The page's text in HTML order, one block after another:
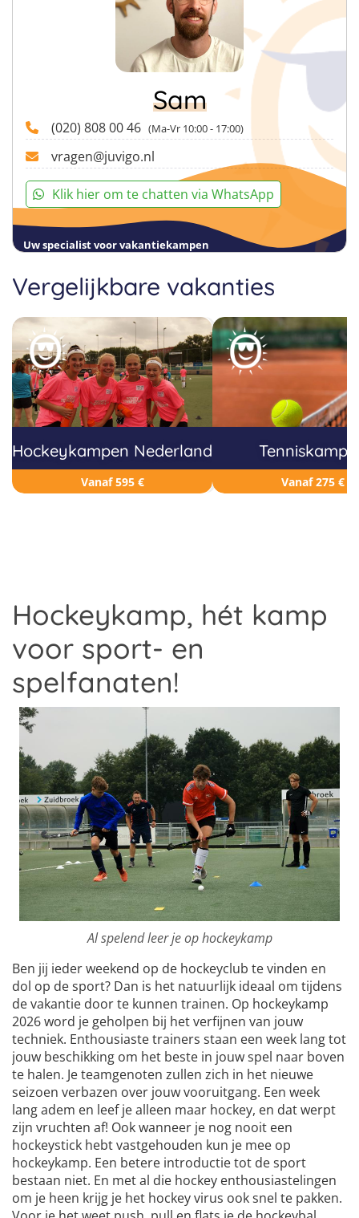
Sam
(020) 808 00 46 (Ma-Vr 10:00 - 17:00)
vragen@juvigo.nl
Klik hier om te chatten via WhatsApp
Uw specialist voor vakantiekampen
Vergelijkbare vakanties
Hockeykampen Nederland
Vanaf 595 € Vanaf 275 €
Hockeykamp, hét kamp
voor sport- en
spelfanaten!
Al spelend leer je op hockeykamp
Ben jij ieder weekend op de hockeyclub te vinden en
dol op de sport? Dan is het natuurlijk ideaal om tijdens
de vakantie door te kunnen trainen. Op hockeykamp
2026 word je geholpen bij het verfijnen van jouw
techniek. Enthousiaste trainers staan een week lang tot
jouw beschikking om het beste in jouw spel naar boven
te halen. Je teamgenoten zullen zich in het nieuwe
seizoen verbazen over jouw vooruitgang. Een week
lang adem en leef je alleen maar hockey, en dat werpt
zijn vruchten af! Ook wanneer je nog nooit een
hockeystick hebt vastgehouden kun je mee op
hockeykamp. Een betere introductie tot de sport
bestaan niet. En met al die hockey enthousiastelingen
om je heen krijg je het hockey virus ook snel te pakken.